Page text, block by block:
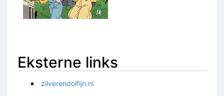
Eksterne links
zilverendolfijn.nl